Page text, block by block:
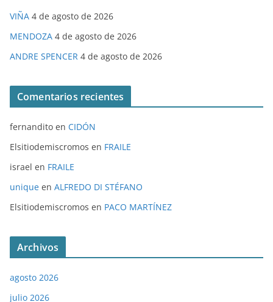
VIÑA 4 de agosto de 2026
MENDOZA 4 de agosto de 2026
ANDRE SPENCER 4 de agosto de 2026
Comentarios recientes
fernandito en CIDÓN
Elsitiodemiscromos en FRAILE
israel en FRAILE
unique en ALFREDO DI STÉFANO
Elsitiodemiscromos en PACO MARTÍNEZ
Archivos
agosto 2026
julio 2026